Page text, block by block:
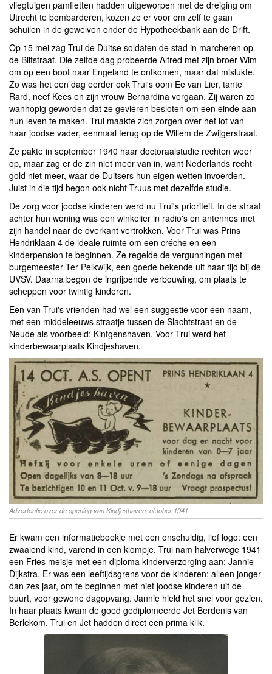
vliegtuigen pamfletten hadden uitgeworpen met de dreiging om
Utrecht te bombarderen, kozen ze er voor om zelf te gaan
schuilen in de gewelven onder de Hypotheekbank aan de Drift.
Op 15 mei zag Trui de Duitse soldaten de stad in marcheren op
de Biltstraat. Die zelfde dag probeerde Alfred met zijn broer Wim
om op een boot naar Engeland te ontkomen, maar dat mislukte.
Zo was het een dag eerder ook Trui's oom Ee van Lier, tante
Rard, neef Kees en zijn vrouw Bernardina vergaan. Zij waren zo
wanhopig geworden dat ze gevieren besloten om een einde aan
hun leven te maken. Trui maakte zich zorgen over het lot van
haar joodse vader, eenmaal terug op de Willem de Zwijgerstraat.
Ze pakte in september 1940 haar doctoraalstudie rechten weer
op, maar zag er de zin niet meer van in, want Nederlands recht
gold niet meer, waar de Duitsers hun eigen wetten invoerden.
Juist in die tijd begon ook nicht Truus met dezelfde studie.
De zorg voor joodse kinderen werd nu Trui's prioriteit. In de straat
achter hun woning was een winkelier in radio's en antennes met
zijn handel naar de overkant vertrokken. Voor Trui was Prins
Hendriklaan 4 de ideale ruimte om een créche en een
kinderpension te beginnen. Ze regelde de vergunningen met
burgemeester Ter Pelkwijk, een goede bekende uit haar tijd bij de
UVSV. Daarna begon de ingrijpende verbouwing, om plaats te
scheppen voor twintig kinderen.
Een van Trui's vrienden had wel een suggestie voor een naam,
met een middeleeuws straatje tussen de Slachtstraat en de
Neude als voorbeeld: Kintgenshaven. Voor Trui werd het
kinderbewaarplaats Kindjeshaven.
Advertentie over de opening van Kindjeshaven, oktober 1941
Er kwam een informatieboekje met een onschuldig, lief logo: een
zwaaiend kind, varend in een klompje. Trui nam halverwege 1941
een Fries meisje met een diploma kinderverzorging aan: Jannie
Dijkstra. Er was een leeftijdsgrens voor de kinderen: alleen jonger
dan zes jaar, om te beginnen met niet joodse kinderen uit de
buurt, voor gewone dagopvang. Jannie hield het snel voor gezien.
In haar plaats kwam de goed gediplomeerde Jet Berdenis van
Berlekom. Trui en Jet hadden direct een prima klik.